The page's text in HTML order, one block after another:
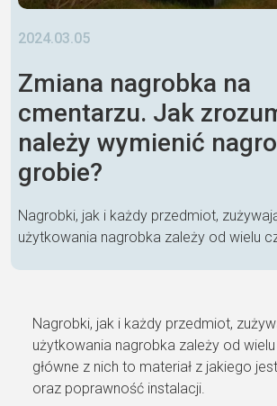
2024.03.05
Zmiana nagrobka na
cmentarzu. Jak
należy wymienić
grobie?
Nagrobki, jak i każdy przedmiot,
użytkowania nagrobka zależy od wielu
Nagrobki, jak i każdy przedmiot,
użytkowania nagrobka zależy od
główne z nich to materiał z jakiego
oraz poprawność instalacji.